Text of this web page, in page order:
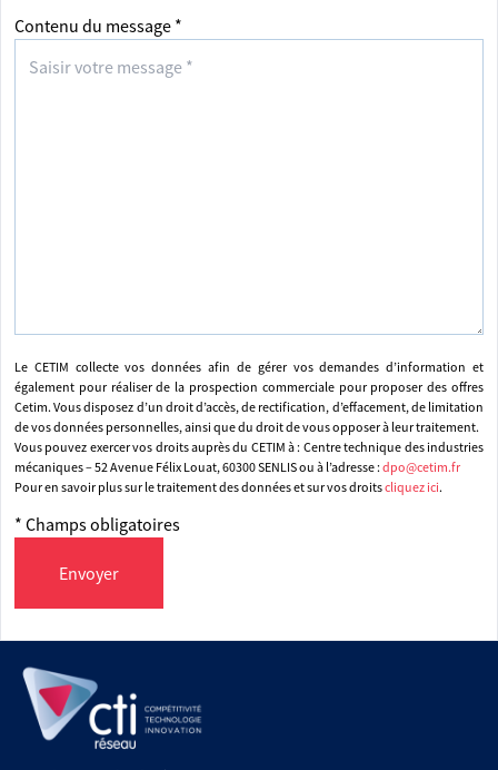
Contenu du message *
Le CETIM collecte vos données afin de gérer vos demandes d’information et
également pour réaliser de la prospection commerciale pour proposer des offres
Cetim. Vous disposez d’un droit d’accès, de rectification, d’effacement, de limitation
de vos données personnelles, ainsi que du droit de vous opposer à leur traitement.
Vous pouvez exercer vos droits auprès du CETIM à : Centre technique des industries
mécaniques – 52 Avenue Félix Louat, 60300 SENLIS ou à l’adresse : dpo@cetim.fr
Pour en savoir plus sur le traitement des données et sur vos droitscliquez ici.
* Champs obligatoires
Envoyer